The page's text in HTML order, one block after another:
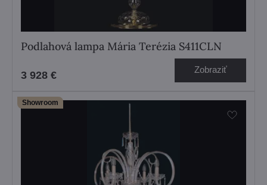
Podlahová lampa Mária Terézia S411CLN
3 928 € Zobraziť
Showroom